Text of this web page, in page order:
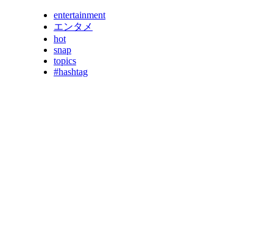
entertainment
エンタメ
hot
snap
topics
#hashtag